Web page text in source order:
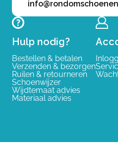
Hulp nodig?
Bestellen & betalen
Verzenden & bezorgen
Ruilen & retourneren
Schoenwijzer
Wijdtemaat advies
Materiaal advies